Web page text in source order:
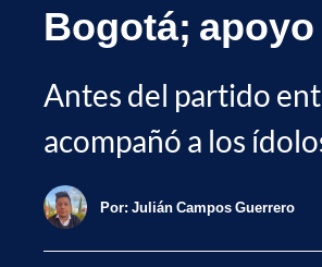
Bogotá;
Antes del partido
acompañó a los
Por: Julián Campos Guerrero